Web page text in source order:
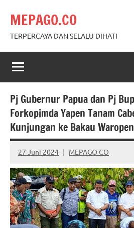
content
MEPAGO.CO
TERPERCAYA DAN SELALU DIHATI
Pj Gubernur Papua dan Pj
Forkopimda Yapen Tanam
Kunjungan ke Bakau Waropen
27 Juni 2024 MEPAGO CO
No
comments